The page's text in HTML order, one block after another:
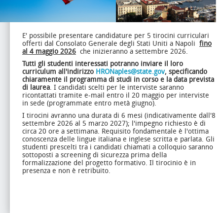
E' possibile presentare candidature per 5 tirocini curriculari
offerti dal Consolato Generale degli Stati Uniti a Napoli fino
al 4 maggio 2026 che inizieranno a settembre 2026.
Tutti gli studenti interessati potranno inviare il loro
curriculum all'indirizzo HRONaples@state.gov, specificando
chiaramente il programma di studi in corso e la data prevista
di laurea. I candidati scelti per le interviste saranno
ricontattati tramite e-mail entro il 20 maggio per interviste
in sede (programmate entro metà giugno).
I tirocini avranno una durata di 6 mesi (indicativamente dall'8
settembre 2026 al 5 marzo 2027); l'impegno richiesto è di
circa 20 ore a settimana. Requisito fondamentale è l'ottima
conoscenza delle lingue italiana e inglese scritta e parlata. Gli
studenti prescelti tra i candidati chiamati a colloquio saranno
sottoposti a screening di sicurezza prima della
formalizzazione del progetto formativo. Il tirocinio è in
presenza e non è retribuito.